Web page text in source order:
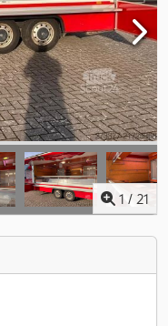
1 / 21